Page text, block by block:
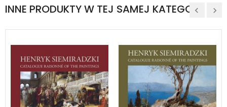
INNE PRODUKTY W TEJ SAMEJ KATEGORII